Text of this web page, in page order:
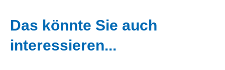
Das könnte Sie auch
interessieren...